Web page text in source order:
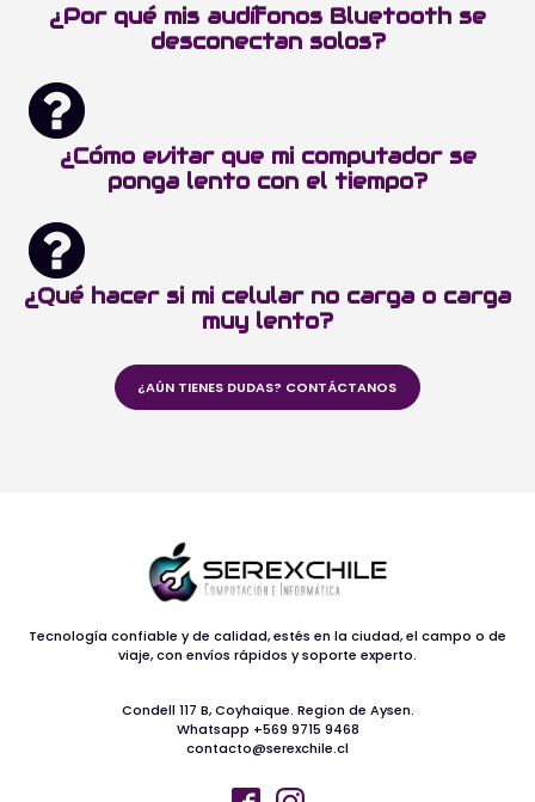
¿Por qué mis audífonos Bluetooth se
desconectan solos?
¿Cómo evitar que mi computador se
ponga lento con el tiempo?
¿Qué hacer si mi celular no carga o carga
muy lento?
¿AÚN TIENES DUDAS? CONTÁCTANOS
Tecnología confiable y de calidad, estés en la ciudad, el campo o de
viaje, con envíos rápidos y soporte experto.
Condell 117 B, Coyhaique. Region de Aysen.
Whatsapp +569 9715 9468
contacto@serexchile.cl